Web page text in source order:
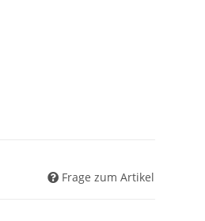
Frage zum Artikel